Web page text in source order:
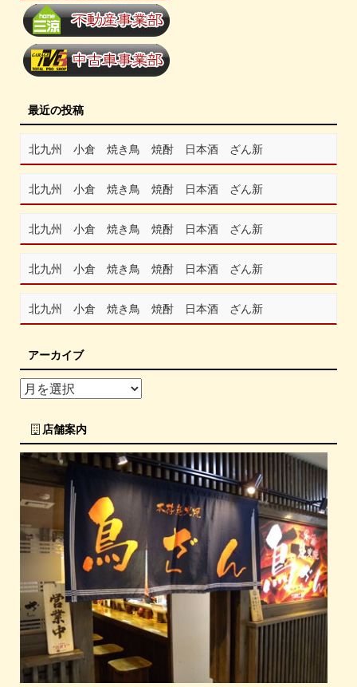
最近の投稿
北九州 小倉 焼き鳥 焼酎 日本酒 ざん新
北九州 小倉 焼き鳥 焼酎 日本酒 ざん新
北九州 小倉 焼き鳥 焼酎 日本酒 ざん新
北九州 小倉 焼き鳥 焼酎 日本酒 ざん新
北九州 小倉 焼き鳥 焼酎 日本酒 ざん新
アーカイブ
店舗案内